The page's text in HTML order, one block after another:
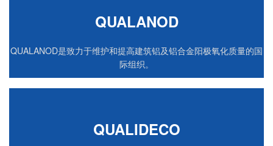
QUALANOD
QUALANOD是致力于维护和提高建筑铝及铝合金阳极氧化质量的国
际组织。
QUALIDECO